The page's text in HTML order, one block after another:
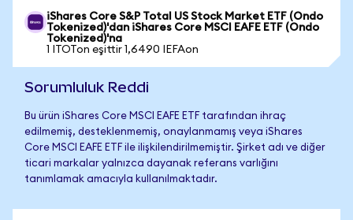
iShares Core S&P Total US Stock Market ETF (Ondo
Tokenized)'dan iShares Core MSCI EAFE ETF (Ondo
Tokenized)'na
1 ITOTon eşittir 1,6490 IEFAon
Sorumluluk Reddi
Bu ürün iShares Core MSCI EAFE ETF tarafından ihraç
edilmemiş, desteklenmemiş, onaylanmamış veya iShares
Core MSCI EAFE ETF ile ilişkilendirilmemiştir. Şirket adı ve diğer
ticari markalar yalnızca dayanak referans varlığını
tanımlamak amacıyla kullanılmaktadır.